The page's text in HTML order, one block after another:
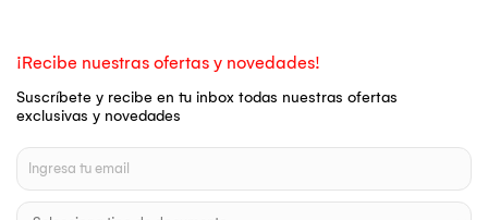
¡Recibe nuestras ofertas y novedades!
Suscríbete y recibe en tu inbox todas nuestras ofertas
exclusivas y novedades